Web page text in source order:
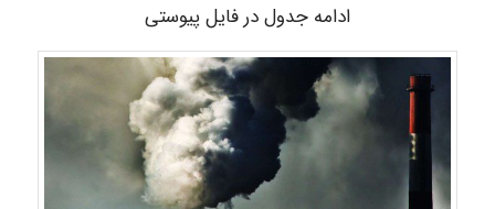
ادامه جدول در فایل پیوستی